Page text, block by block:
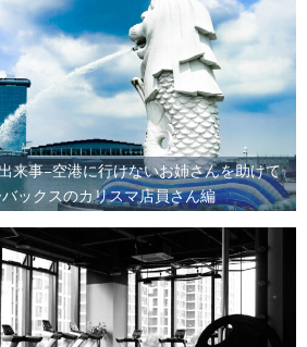
来事–空港に行けないお姉さんを助けて
ックスのカリスマ店員さん編